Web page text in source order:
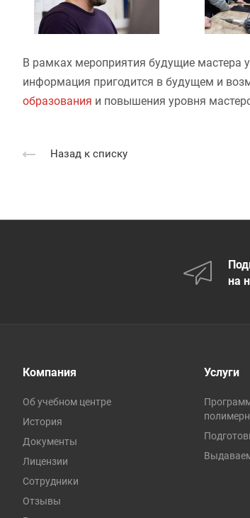
В рамках мероприятия будущие мастера
информация пригодится в будущем и
образования и повышения уровня
Назад к списку
на
Компания
Об учебном центре
История
Документы
Лицензии
Сотрудники
Отзывы
Услуги